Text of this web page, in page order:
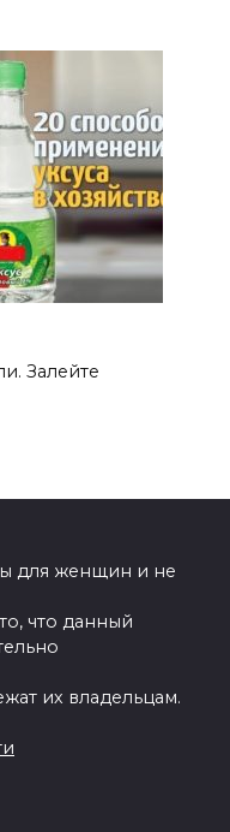
Залейте
для женщин и не
что данный
их владельцам.